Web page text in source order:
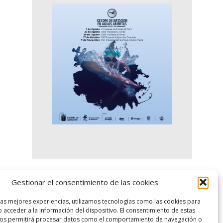
Gestionar el consentimiento de las cookies
mejores experiencias, utilizamos tecnologías como las cookies para
acceder a la información del dispositivo. El consentimiento de estas
permitirá procesar datos como el comportamiento de navegación o
logo SID